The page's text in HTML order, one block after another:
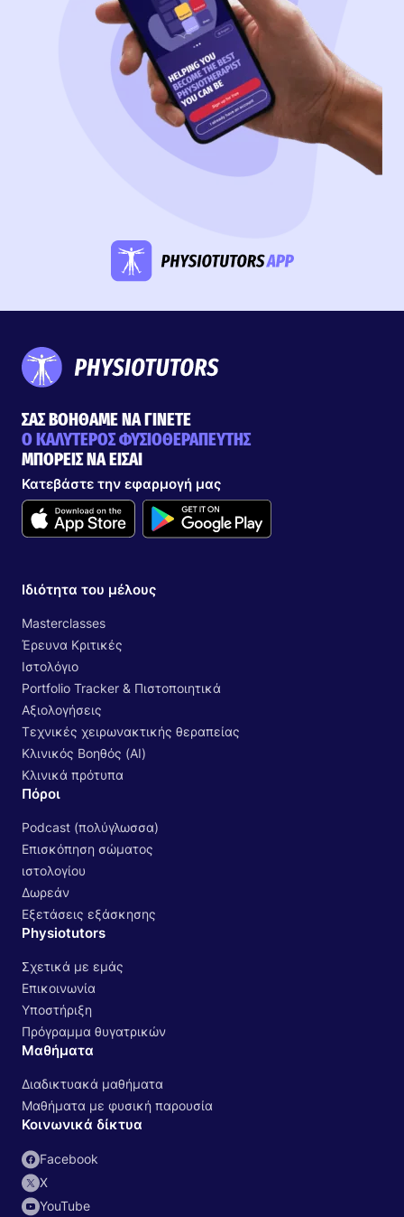
ΣΑΣ ΒΟΗΘΑΜΕ ΝΑ ΓΙΝΕΤΕ
Ο ΚΑΛΥΤΕΡΟΣ ΦΥΣΙΟΘΕΡΑΠΕΥΤΗΣ
ΜΠΟΡΕΙΣ ΝΑ ΕΙΣΑΙ
Κατεβάστε την εφαρμογή μας
Ιδιότητα του μέλους
Masterclasses
Έρευνα Κριτικές
Ιστολόγιο
Portfolio Tracker & Πιστοποιητικά
Αξιολογήσεις
Τεχνικές χειρωνακτικής θεραπείας
Κλινικός Βοηθός (AI)
Κλινικά πρότυπα
Πόροι
Podcast (πολύγλωσσα)
Επισκόπηση σώματος
ιστολογίου
Δωρεάν
Εξετάσεις εξάσκησης
Physiotutors
Σχετικά με εμάς
Επικοινωνία
Υποστήριξη
Πρόγραμμα θυγατρικών
Μαθήματα
Διαδικτυακά μαθήματα
Μαθήματα με φυσική παρουσία
Κοινωνικά δίκτυα
Facebook
Χ
YouTube